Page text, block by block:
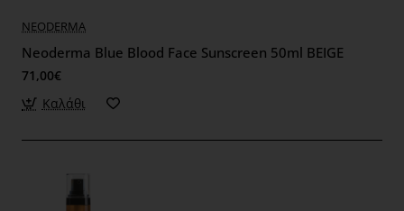
NEODERMA
Neoderma Blue Blood Face Sunscreen 50ml BEIGE
71,00€
Καλάθι